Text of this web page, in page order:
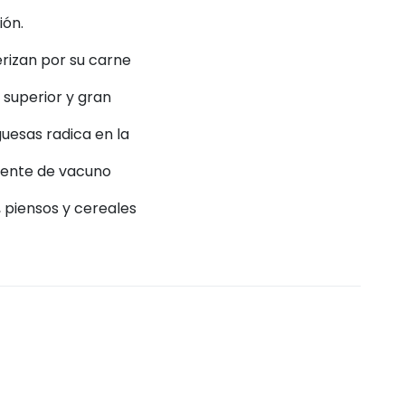
por su carne
y gran
radica en la
de vacuno
y cereales